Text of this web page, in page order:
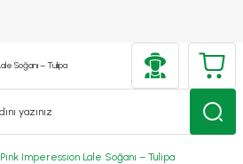
Pink Imperession Lale Soğanı – Tulipa